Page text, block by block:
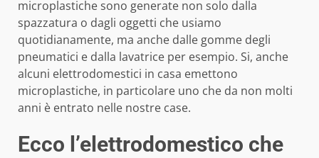
microplastiche sono generate non solo dalla
spazzatura o dagli oggetti che usiamo
quotidianamente, ma anche dalle gomme degli
pneumatici e dalla lavatrice per esempio. Si, anche
alcuni elettrodomestici in casa emettono
microplastiche, in particolare uno che da non molti
anni è entrato nelle nostre case.
Ecco l’elettrodomestico che